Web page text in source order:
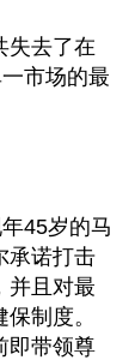
失去了在
市场的最
45岁的马
承诺打击
并且对最
制度。
即带领尊